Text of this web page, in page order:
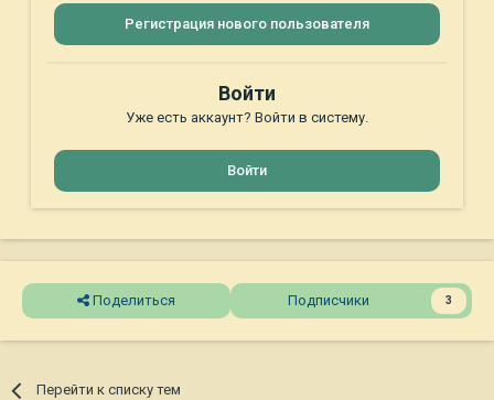
Регистрация нового пользователя
Войти
Уже есть аккаунт? Войти в систему.
Войти
Поделиться Подписчики 3
Перейти к списку тем